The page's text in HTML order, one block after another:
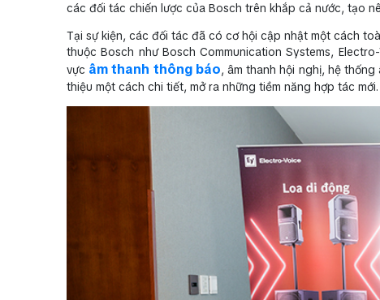
các đối tác chiến lược của Bosch trên khắp cả nước, tạo
Tại sự kiện, các đối tác đã có cơ hội cập nhật một cách
thuộc Bosch như Bosch Communication Systems,
vực âm thanh thông báo, âm thanh hội nghị, hệ
thiệu một cách chi tiết, mở ra những tiềm năng hợp tác mới.